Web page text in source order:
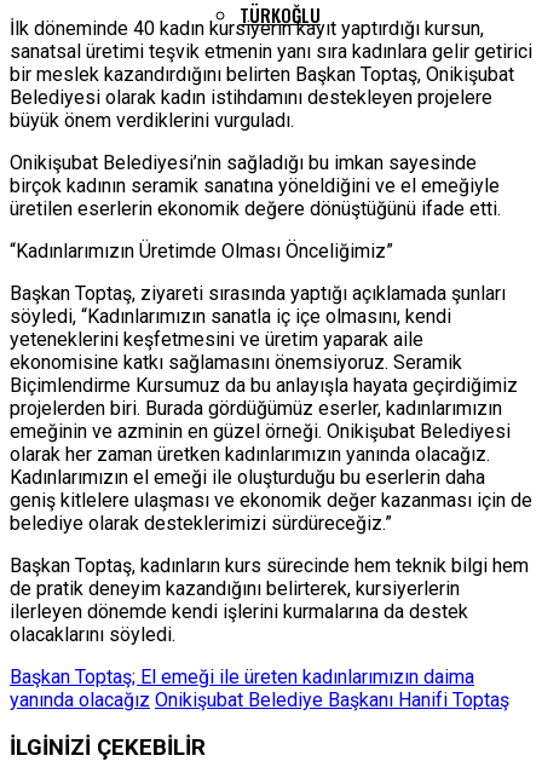
TÜRKOĞLU
İlk döneminde 40 kadın kursiyerin kayıt yaptırdığı kursun,
sanatsal üretimi teşvik etmenin yanı sıra kadınlara gelir getirici
bir meslek kazandırdığını belirten Başkan Toptaş, Onikişubat
Belediyesi olarak kadın istihdamını destekleyen projelere
büyük önem verdiklerini vurguladı.
Onikişubat Belediyesi’nin sağladığı bu imkan sayesinde
birçok kadının seramik sanatına yöneldiğini ve el emeğiyle
üretilen eserlerin ekonomik değere dönüştüğünü ifade etti.
“Kadınlarımızın Üretimde Olması Önceliğimiz”
Başkan Toptaş, ziyareti sırasında yaptığı açıklamada şunları
söyledi, “Kadınlarımızın sanatla iç içe olmasını, kendi
yeteneklerini keşfetmesini ve üretim yaparak aile
ekonomisine katkı sağlamasını önemsiyoruz. Seramik
Biçimlendirme Kursumuz da bu anlayışla hayata geçirdiğimiz
projelerden biri. Burada gördüğümüz eserler, kadınlarımızın
emeğinin ve azminin en güzel örneği. Onikişubat Belediyesi
olarak her zaman üretken kadınlarımızın yanında olacağız.
Kadınlarımızın el emeği ile oluşturduğu bu eserlerin daha
geniş kitlelere ulaşması ve ekonomik değer kazanması için de
belediye olarak desteklerimizi sürdüreceğiz.”
Başkan Toptaş, kadınların kurs sürecinde hem teknik bilgi hem
de pratik deneyim kazandığını belirterek, kursiyerlerin
ilerleyen dönemde kendi işlerini kurmalarına da destek
olacaklarını söyledi.
Başkan Toptaş; El emeği ile üreten kadınlarımızın daima
yanında olacağız Onikişubat Belediye Başkanı Hanifi Toptaş
İLGİNİZİ ÇEKEBİLİR